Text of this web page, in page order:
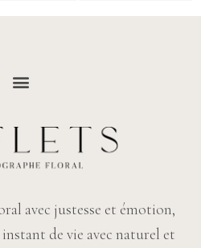
avec justesse et émotion,
de vie avec naturel et